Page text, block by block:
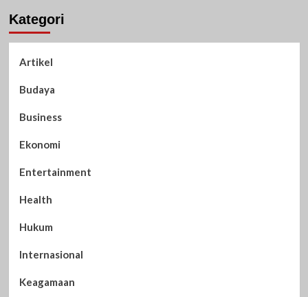
Kategori
Artikel
Budaya
Business
Ekonomi
Entertainment
Health
Hukum
Internasional
Keagamaan